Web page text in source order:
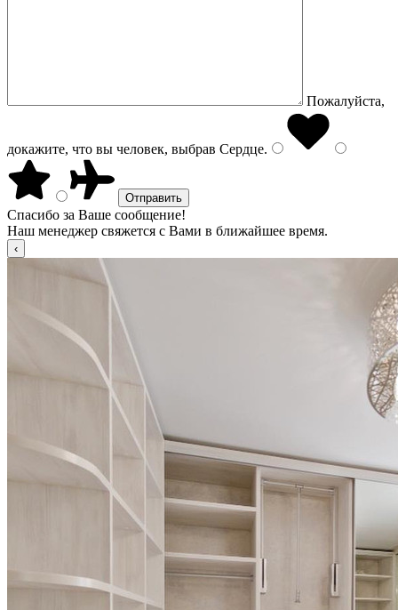
Пожалуйста,
докажите, что вы человек, выбрав Сердце.
Спасибо за Ваше сообщение!
Наш менеджер свяжется с Вами в ближайшее время.